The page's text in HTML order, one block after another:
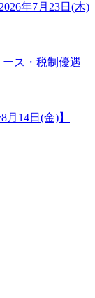
年7月23日(木)
ース・税制優遇
14日(金)】